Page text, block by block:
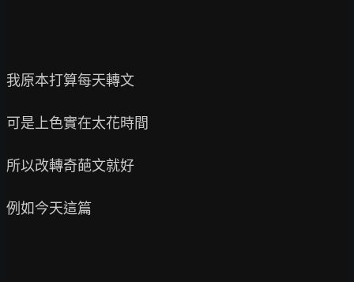
我原本打算每天轉文
可是上色實在太花時間
所以改轉奇葩文就好
例如今天這篇